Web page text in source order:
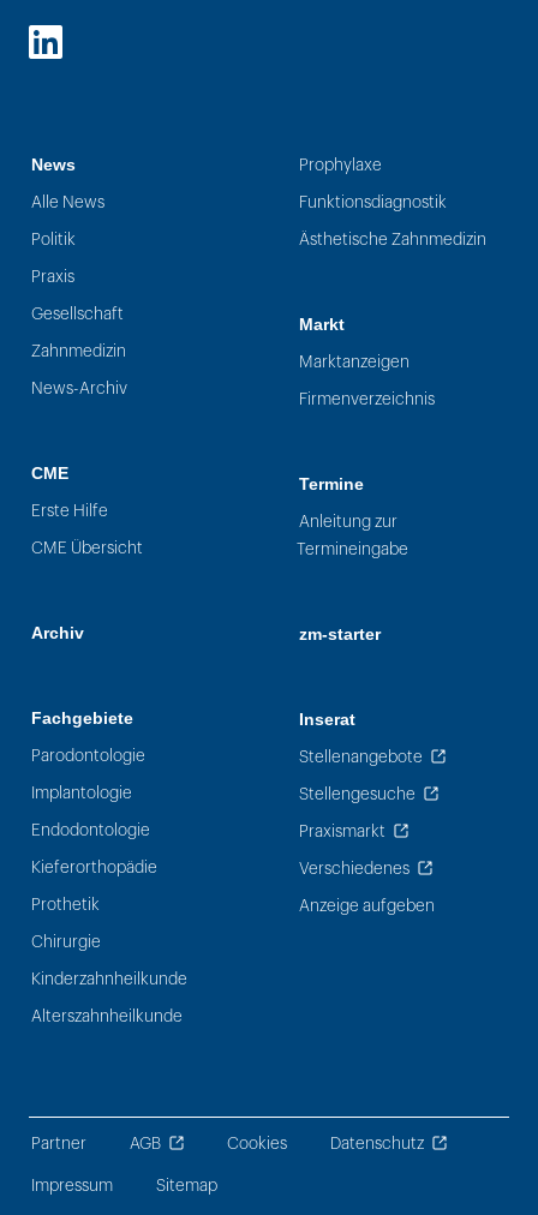
LinkedIn
News
Alle News
Politik
Praxis
Gesellschaft
Zahnmedizin
News-Archiv
CME
Erste Hilfe
CME Übersicht
Archiv
Fachgebiete
Parodontologie
Implantologie
Endodontologie
Kieferorthopädie
Prothetik
Chirurgie
Kinderzahnheilkunde
Alterszahnheilkunde
Prophylaxe
Funktionsdiagnostik
Ästhetische Zahnmedizin
Markt
Marktanzeigen
Firmenverzeichnis
Termine
Anleitung zur
Termineingabe
zm-starter
Inserat
Stellenangebote
Stellengesuche
Praxismarkt
Verschiedenes
Anzeige aufgeben
Partner AGB Cookies Datenschutz
Impressum Sitemap